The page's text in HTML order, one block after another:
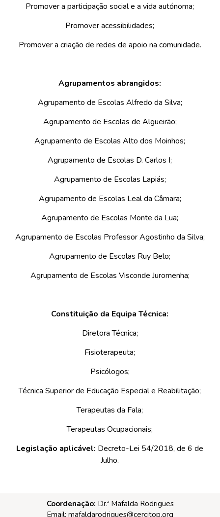
Promover a participação social e a vida autónoma;
Promover acessibilidades;
Promover a criação de redes de apoio na comunidade.
Agrupamentos abrangidos:
Agrupamento de Escolas Alfredo da Silva;
Agrupamento de Escolas de Algueirão;
Agrupamento de Escolas Alto dos Moinhos;
Agrupamento de Escolas D. Carlos I;
Agrupamento de Escolas Lapiás;
Agrupamento de Escolas Leal da Câmara;
Agrupamento de Escolas Monte da Lua;
Agrupamento de Escolas Professor Agostinho da Silva;
Agrupamento de Escolas Ruy Belo;
Agrupamento de Escolas Visconde Juromenha;
Constituição da Equipa Técnica:
Diretora Técnica;
Fisioterapeuta;
Psicólogos;
Técnica Superior de Educação Especial e Reabilitação;
Terapeutas da Fala;
Terapeutas Ocupacionais;
Legislação aplicável: Decreto-Lei 54/2018, de 6 de
Julho.
Coordenação: Dr.ª Mafalda Rodrigues
Email: mafaldarodrigues@cercitop.org